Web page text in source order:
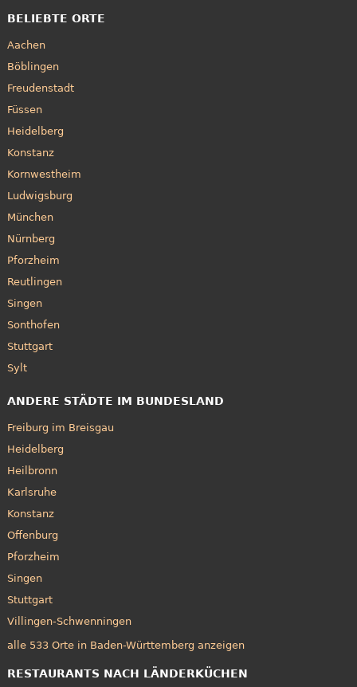
BELIEBTE ORTE
Aachen
Böblingen
Freudenstadt
Füssen
Heidelberg
Konstanz
Kornwestheim
Ludwigsburg
München
Nürnberg
Pforzheim
Reutlingen
Singen
Sonthofen
Stuttgart
Sylt
ANDERE STÄDTE IM BUNDESLAND
Freiburg im Breisgau
Heidelberg
Heilbronn
Karlsruhe
Konstanz
Offenburg
Pforzheim
Singen
Stuttgart
Villingen-Schwenningen
alle 533 Orte in Baden-Württemberg anzeigen
RESTAURANTS NACH LÄNDERKÜCHEN